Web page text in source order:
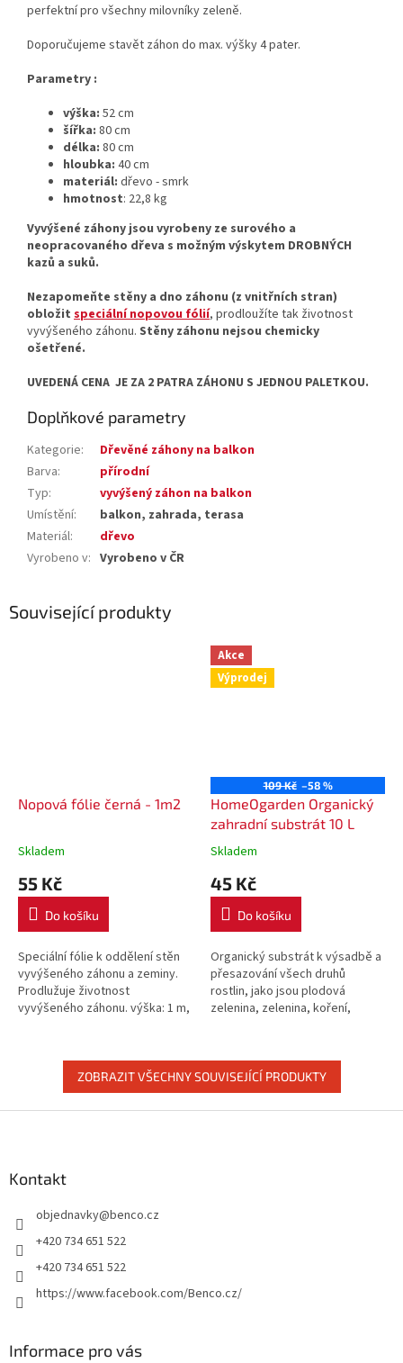
perfektní pro všechny milovníky zeleně.
Doporučujeme stavět záhon do max. výšky 4 pater.
Parametry :
výška: 52 cm
šířka: 80 cm
délka: 80 cm
hloubka: 40 cm
materiál: dřevo - smrk
hmotnost: 22,8 kg
Vyvýšené záhony jsou vyrobeny ze surového a
neopracovaného dřeva s možným výskytem DROBNÝCH
kazů a suků.
Nezapomeňte stěny a dno záhonu (z vnitřních stran)
obložit speciální nopovou fólií, prodloužíte tak životnost
vyvýšeného záhonu. Stěny záhonu nejsou chemicky
ošetřené.
UVEDENÁ CENA JE ZA 2 PATRA ZÁHONU S JEDNOU PALETKOU.
Doplňkové parametry
Kategorie:
Dřevěné záhony na balkon
Barva:
přírodní
Typ:
vyvýšený záhon na balkon
Umístění:
balkon, zahrada, terasa
Materiál:
dřevo
Vyrobeno v: Vyrobeno v ČR
Související produkty
Nopová fólie černá - 1m2
Skladem
55 Kč
Do košíku
Speciální fólie k oddělení stěn
vyvýšeného záhonu a zeminy.
Prodlužuje životnost
vyvýšeného záhonu. výška: 1 m,
Akce
Výprodej
109 Kč –58 %
HomeOgarden Organický
zahradní substrát 10 L
Skladem
45 Kč
Do košíku
Organický substrát k výsadbě a
přesazování všech druhů
rostlin, jako jsou plodová
zelenina, zelenina, koření,
ZOBRAZIT VŠECHNY SOUVISEJÍCÍ PRODUKTY
Kontakt
objednavky@benco.cz
+420 734 651 522
+420 734 651 522
https://www.facebook.com/Benco.cz/
Informace pro vás